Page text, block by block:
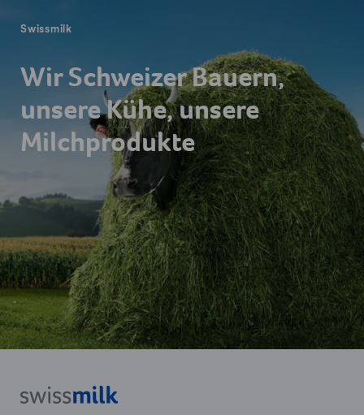
Swissmilk
Wir Schweizer Bauern,
unsere Kühe, unsere
Milchprodukte